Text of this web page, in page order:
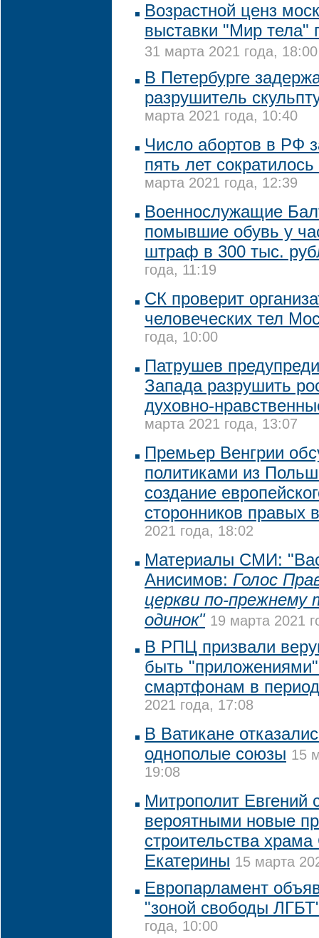
Возрастной ценз
выставки "Мир тела"
31 марта 2021 года, 18:00
В Петербурге
разрушитель
марта 2021 года, 10:40
Число абортов в РФ
пять лет
марта 2021 года, 12:39
Военнослужащие
помывшие обувь у
штраф в 300 тыс.
года, 11:19
СК проверит
человеческих тел
года, 10:00
Патрушев
Запада разрушить
духовно-
марта 2021 года, 13:07
Премьер Венгрии
политиками из
создание
сторонников правых
2021 года, 18:02
Материалы СМИ:
Анисимов: Голос
церкви по-прежнему
одинок" 19 марта 2021
В РПЦ призвали
быть
смартфонам в
2021 года, 17:08
В Ватикане
однополые союзы 15
19:08
Митрополит Евгений
вероятными новые
строительства
Екатерины 15 марта
Европарламент
"зоной свободы
года, 10:00